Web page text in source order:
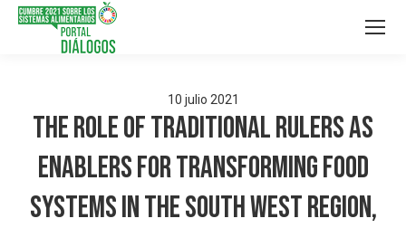
10 julio 2021
The Role of Traditional Rulers As
Enablers for Transforming Food
Systems in the South West Region,